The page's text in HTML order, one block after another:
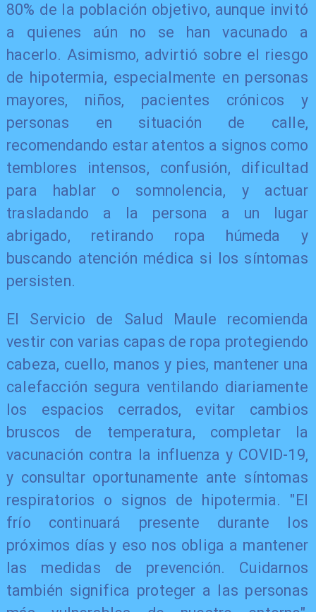
80% de la población objetivo, aunque invitó
a quienes aún no se han vacunado a
hacerlo. Asimismo, advirtió sobre el riesgo
de hipotermia, especialmente en personas
mayores, niños, pacientes crónicos y
personas en situación de calle,
recomendando estar atentos a signos como
temblores intensos, confusión, dificultad
para hablar o somnolencia, y actuar
trasladando a la persona a un lugar
abrigado, retirando ropa húmeda y
buscando atención médica si los síntomas
persisten.
El Servicio de Salud Maule recomienda
vestir con varias capas de ropa protegiendo
cabeza, cuello, manos y pies, mantener una
calefacción segura ventilando diariamente
los espacios cerrados, evitar cambios
bruscos de temperatura, completar la
vacunación contra la influenza y COVID-19,
y consultar oportunamente ante síntomas
respiratorios o signos de hipotermia. "El
frío continuará presente durante los
próximos días y eso nos obliga a mantener
las medidas de prevención. Cuidarnos
también significa proteger a las personas